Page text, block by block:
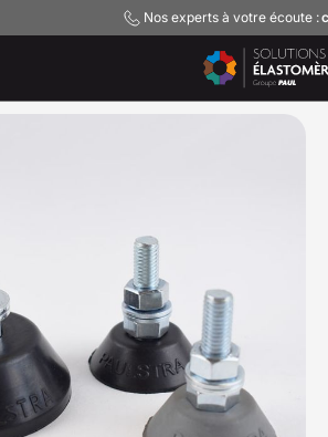
Nos experts à votre écoute :